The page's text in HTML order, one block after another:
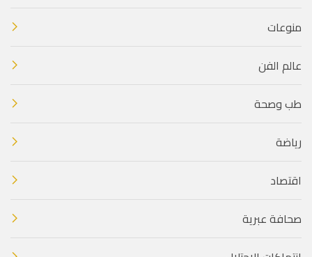
منوعات
عالم الفن
طب وصحة
رياضة
اقتصاد
صحافة عبرية